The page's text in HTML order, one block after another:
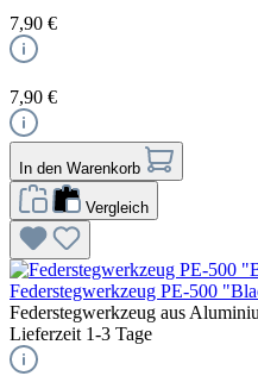
7,90 €
7,90 €
In den Warenkorb
Vergleich
Federstegwerkzeug PE-500
Federstegwerkzeug aus
Lieferzeit 1-3 Tage